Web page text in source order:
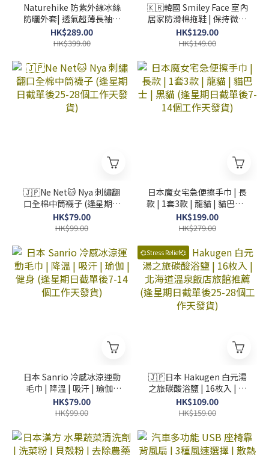
Naturehike 防紫外線冰絲
防曬外套| 透氣超薄長袖衣
| 散熱吸濕 (逢星期日截單
後7-14個工作天發貨)
HK$289.00
HK$399.00
🇰🇷韓國 Smiley Face 室內
居家防滑棉拖鞋 | 保持微笑
🙂 (逢星期日截單後7-14個
工作天發貨)
HK$129.00
HK$149.00
🇯🇵Ne Net🐱 Nya 刺繡翻
口全棉中筒襪子 (逢星期日
截單後25-28個工作天發貨)
HK$79.00
HK$99.00
日本魔女宅急便擦手巾 | 長
款 | 1套3款 | 龍貓 | 貓巴士 |
黑貓 (逢星期日截單後7-14
個工作天發貨)
HK$199.00
HK$279.00
日本 Sanrio 冷感冰涼運動
毛巾 | 降溫 | 吸汗 | 瑜伽 |
健身 (逢星期日截單後7-14
個工作天發貨)
HK$79.00
HK$99.00
💞Stress Relief💞
🇯🇵日本 Hakugen 白元湯
之旅碳酸浴鹽 | 16枚入 | 北
海道溫泉飯店旅館推薦 (逢
星期日截單後25-28個工作
HK$109.00
HK$159.00